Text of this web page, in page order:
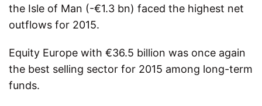
the Isle of Man (-€1.3 bn) faced the highest net
outflows for 2015.
Equity Europe with €36.5 billion was once again
the best selling sector for 2015 among long-term
funds.